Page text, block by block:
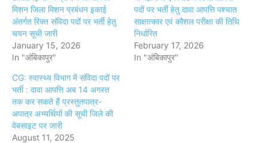
मिशन जिला मिशन प्रबंधन इकाई
अंतर्गत रिक्त संविदा पदों पर भर्ती हेतु
चयन सूची जारी
January 15, 2026
In "अंबिकापुर"
पदों पर भर्ती हेतु दावा आपत्ति पश्चात
साक्षात्कार एवं कौशल परीक्षा की तिथि
निर्धारित
February 17, 2026
In "अंबिकापुर"
CG: स्वास्थ्य विभाग में संविदा पदों पर
भर्ती : दावा आपत्ति अब 14 अगस्त
तक कर सकते हैं प्रस्तुतपात्र-
अपात्र अभ्यर्थियों की सूची जिले की
वेबसाइट पर जारी
August 11, 2025